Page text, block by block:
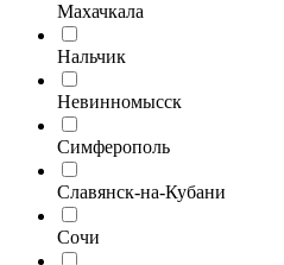
Махачкала
Нальчик
Невинномысск
Симферополь
Славянск-на-Кубани
Сочи